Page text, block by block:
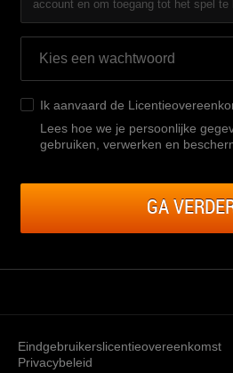
account en om toegang tot het spel te
Ik aanvaard de
Lees hoe we je persoonlijke
gebruiken, verwerken en
GA
Eindgebruikerslicentieovereenkomst
Privacybeleid